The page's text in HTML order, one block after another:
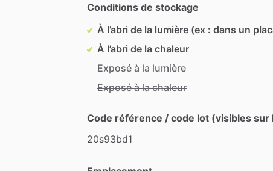
Conditions de stockage
À l’abri de la lumière (ex : dans un
À l’abri de la chaleur
Exposé à la lumière
Exposé à la chaleur
Code référence / code lot (visibles sur
20s93bd1